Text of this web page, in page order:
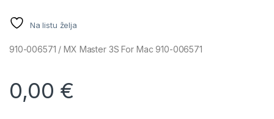
Na listu želja
910-006571 / MX Master 3S For Mac 910-006571
0,00 €